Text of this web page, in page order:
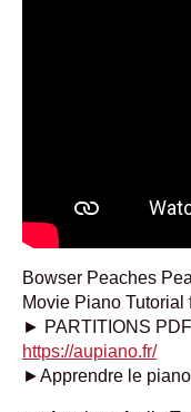
Bowser Peaches
Movie Piano
► PARTITIONS
https://aupiano.fr/
►Apprendre le